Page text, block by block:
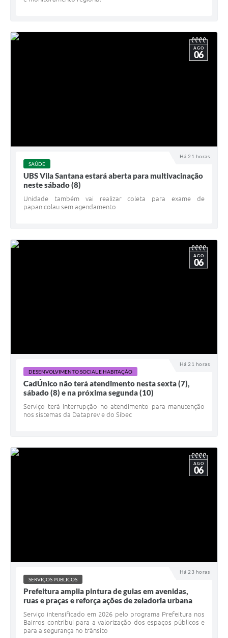
Há 21 horas
AGO
06
SAÚDE
UBS Vila Santana estará aberta para multivacinação
neste sábado (8)
Unidade também vai realizar coleta para exame de
papanicolau sem agendamento
Há 21 horas
AGO
06
DESENVOLVIMENTO SOCIAL E HABITAÇÃO
CadÚnico não terá atendimento nesta sexta (7),
sábado (8) e na próxima segunda (10)
Serviço terá interrupção no atendimento para manutenção
nos sistemas da Dataprev e do Sibec
Há 23 horas
AGO
06
SERVIÇOS PÚBLICOS
Prefeitura amplia pintura de guias em avenidas,
ruas e praças e reforça ações de zeladoria urbana
Serviço intensificado em 2026 pelo programa Prefeitura nos
Bairros contribui para a valorização dos espaços públicos e
para a segurança no trânsito